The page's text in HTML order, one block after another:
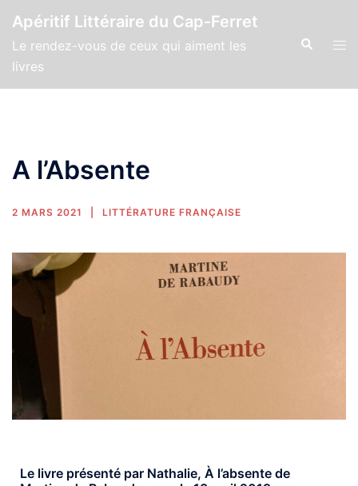
Apéritif Littéraire du Cap-Ferret
Le rendez-vous de ceux qui aiment les
livres
A l’Absente
2 MARS 2021 LITTÉRATURE FRANÇAISE
Le livre présenté par Nathalie, À l’absente de